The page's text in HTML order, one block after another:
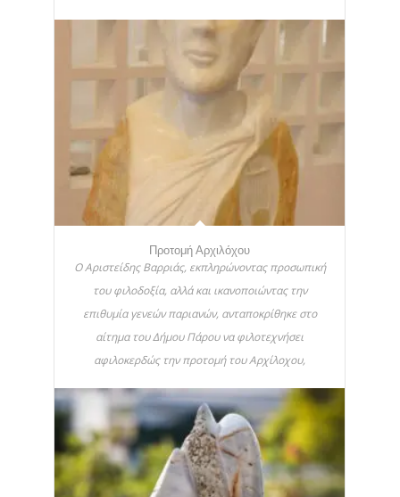
Προτομή Αρχιλόχου
Ο Αριστείδης Βαρριάς, εκπληρώνοντας προσωπική
του φιλοδοξία, αλλά και ικανοποιώντας την
επιθυμία γενεών παριανών, ανταποκρίθηκε στο
αίτημα του Δήμου Πάρου να φιλοτεχνήσει
αφιλοκερδώς την προτομή του Αρχίλοχου,